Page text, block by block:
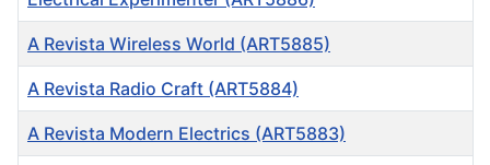
A Revista Wireless World (ART5885)
A Revista Radio Craft (ART5884)
A Revista Modern Electrics (ART5883)